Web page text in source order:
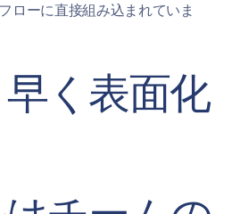
ローに直接組み込まれていま
く表面化
のコンポーネントをコンプライ